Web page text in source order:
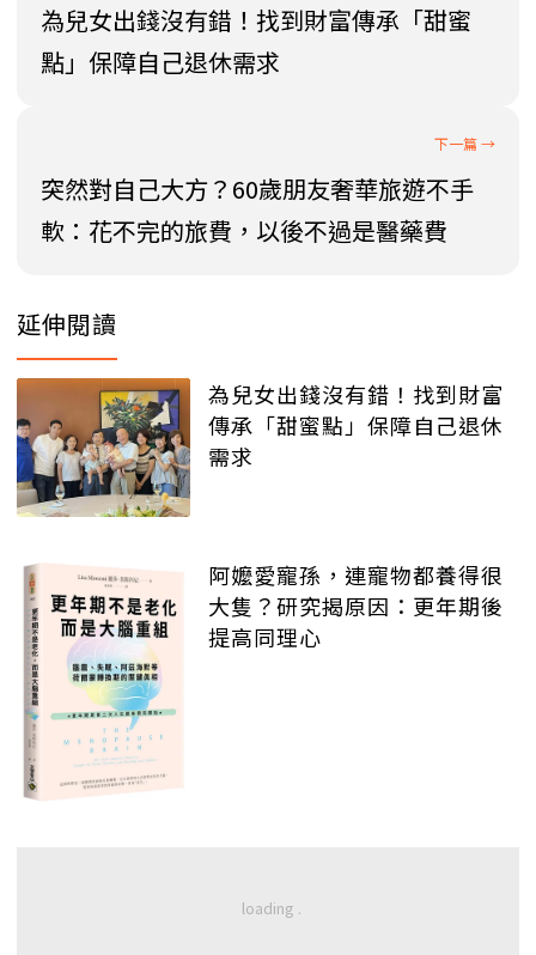
為兒女出錢沒有錯！找到財富傳承「甜蜜
點」保障自己退休需求
突然對自己大方？60歲朋友奢華旅遊不手
軟：花不完的旅費，以後不過是醫藥費
延伸閱讀
為兒女出錢沒有錯！找到財富
傳承「甜蜜點」保障自己退休
需求
阿嬤愛寵孫，連寵物都養得很
大隻？研究揭原因：更年期後
提高同理心